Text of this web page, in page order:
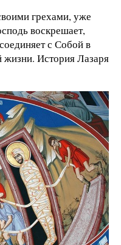
грехами, уже
воскрешает,
с Собой в
жизни. История Лазаря